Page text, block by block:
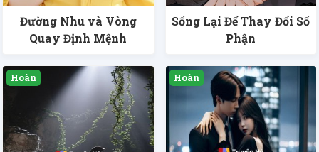
Đường Nhu và Vòng
Quay Định Mệnh
Sống Lại Để Thay Đổi Số
Phận